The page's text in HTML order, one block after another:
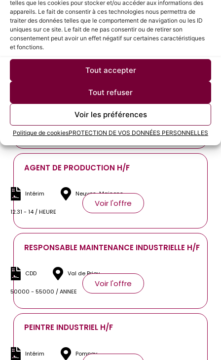
telles que les cookies pour stocker et/ou accéder aux informations des
appareils. Le fait de consentir à ces technologies nous permettra de
traiter des données telles que le comportement de navigation ou les ID
uniques sur ce site. Le fait de ne pas consentir ou de retirer son
consentement peut avoir un effet négatif sur certaines caractéristiques
et fonctions.
Tout accepter
Tout refuser
Voir les préférences
Politique de cookiesPROTECTION DE VOS DONNÉES PERSONNELLES
OPERATEUR MACHINE H/F
Intérim Houdemont
13 - 14 / HEURE
Voir l'offre
SUPERVISEUR D'ATELIER DE PRODUCTION H/F
Val de Briey
40000 - 45000 / ANNEE
Voir l'offre
AGENT DE PRODUCTION H/F
Intérim Neuves-Maisons
12.31 - 14 / HEURE
Voir l'offre
RESPONSABLE MAINTENANCE INDUSTRIELLE H/F
CDD Val de Briey
50000 - 55000 / ANNEE
Voir l'offre
PEINTRE INDUSTRIEL H/F
Intérim Pompey